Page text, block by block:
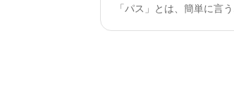
「パス」とは、簡単に言う